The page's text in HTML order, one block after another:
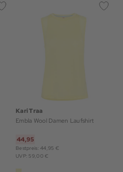
Kari Traa
Embla Wool Damen Laufshirt
44,95
Bestpreis: 44,95 €
UVP: 59,00 €